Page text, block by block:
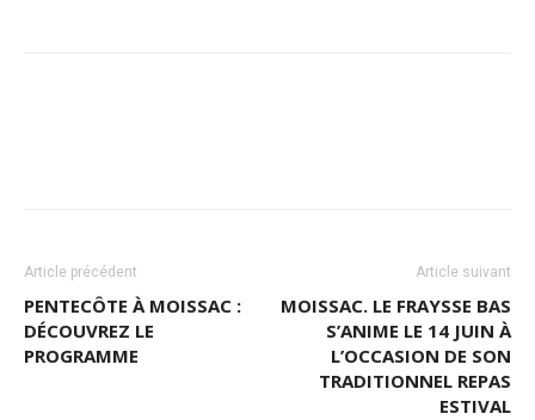
Article précédent
PENTECÔTE À MOISSAC :
DÉCOUVREZ LE
PROGRAMME
Article suivant
MOISSAC. LE FRAYSSE BAS
S’ANIME LE 14 JUIN À
L’OCCASION DE SON
TRADITIONNEL REPAS
ESTIVAL